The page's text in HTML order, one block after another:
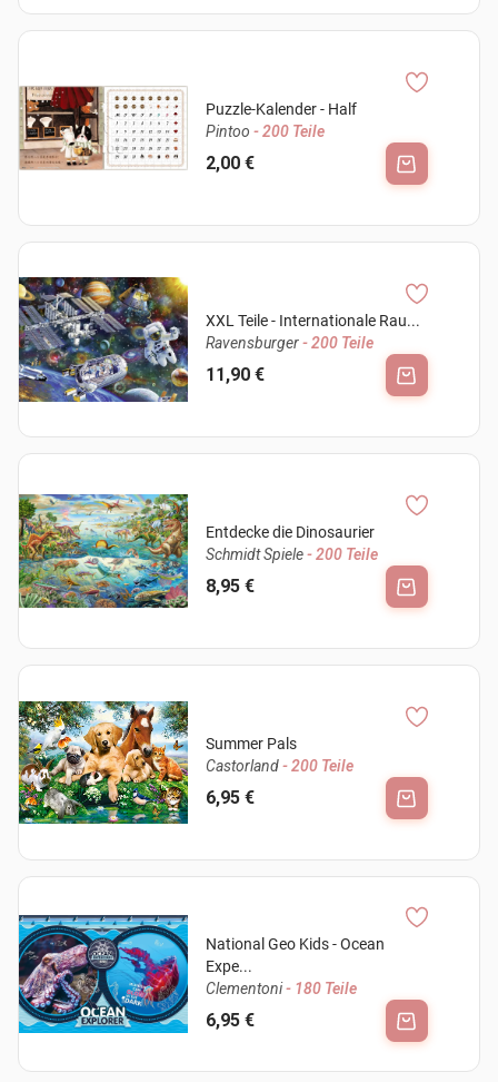
Puzzle-Kalender - Half
Pintoo - 200 Teile
2,00 €
XXL Teile - Internationale Rau...
Ravensburger- 200 Teile
11,90 €
Entdecke die Dinosaurier
Schmidt Spiele- 200 Teile
8,95 €
Summer Pals
Castorland- 200 Teile
6,95 €
National Geo Kids - Ocean
Expe...
Clementoni- 180 Teile
6,95 €